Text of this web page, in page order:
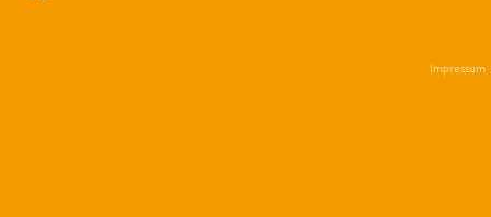
Impressum